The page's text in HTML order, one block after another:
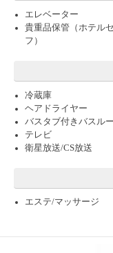
エレベーター
貴重品保管（ホテル
フ）
冷蔵庫
ヘアドライヤー
バスタブ付きバスル
テレビ
衛星放送/CS放送
エステ/マッサージ